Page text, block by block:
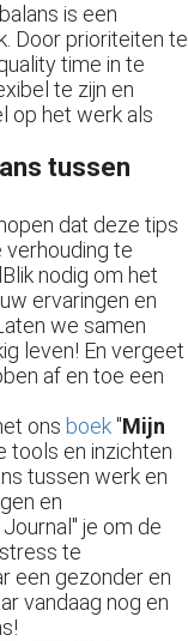
is een
Door prioriteiten te
time in te
te zijn en
op het werk als
tussen
dat deze tips
verhouding te
nodig om het
ervaringen en
we samen
leven! En vergeet
af en toe een
ons boek"Mijn
tools en inzichten
tussen werk en
en
je om de
te
een gezonder en
vandaag nog en